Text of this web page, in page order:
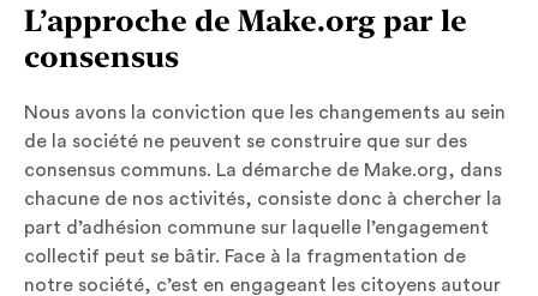
L’approche de Make.org par le
consensus
Nous avons la conviction que les changements au sein
de la société ne peuvent se construire que sur des
consensus communs. La démarche de Make.org, dans
chacune de nos activités, consiste donc à chercher la
part d’adhésion commune sur laquelle l’engagement
collectif peut se bâtir. Face à la fragmentation de
notre société, c’est en engageant les citoyens autour